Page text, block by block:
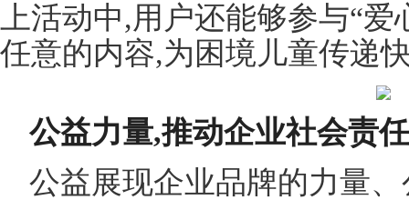
上活动中,用户还能够参与“
任意的内容,为困境儿童传递
公益力量,推动企业社会责
公益展现企业品牌的力量